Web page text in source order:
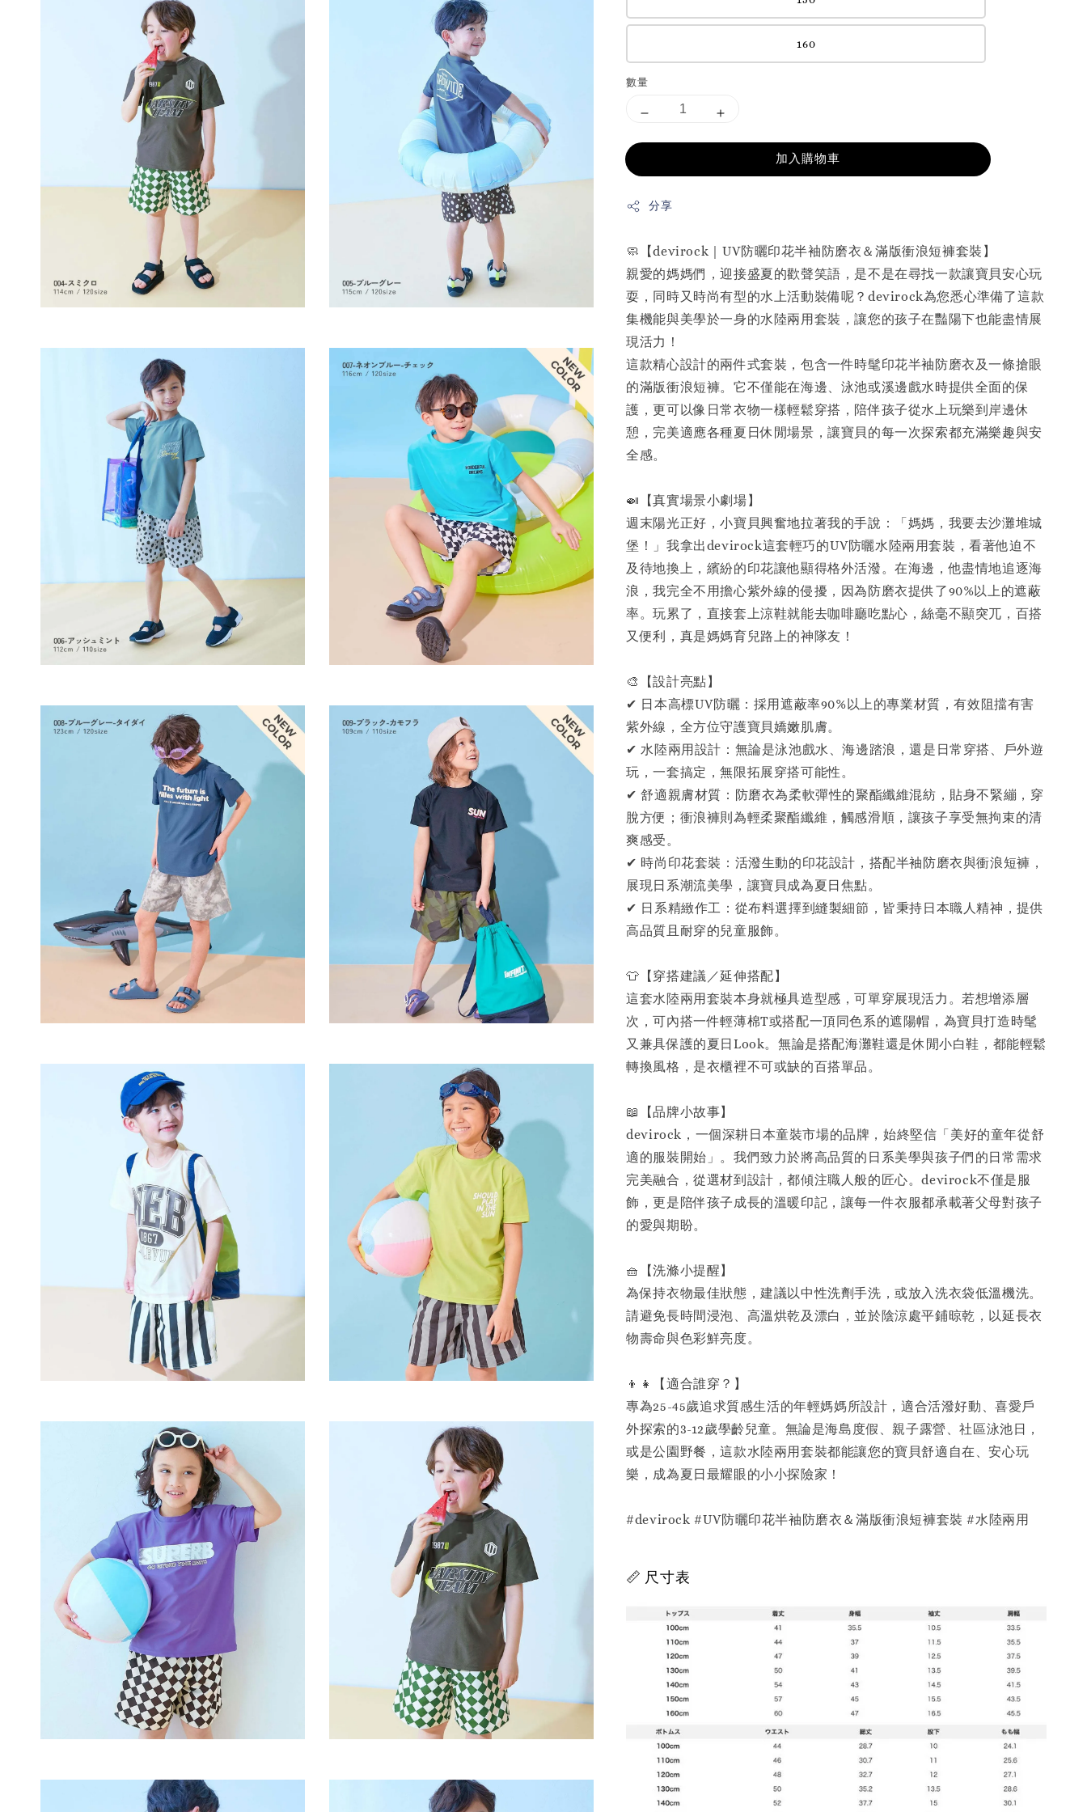
160
數量
加入購物車
分享
🧼【devirock｜UV防曬印花半袖防磨衣＆滿版衝浪短褲套裝】
親愛的媽媽們，迎接盛夏的歡聲笑語，是不是在尋找一款讓寶貝安心玩
耍，同時又時尚有型的水上活動裝備呢？devirock為您悉心準備了這款
集機能與美學於一身的水陸兩用套裝，讓您的孩子在豔陽下也能盡情展
現活力！
這款精心設計的兩件式套裝，包含一件時髦印花半袖防磨衣及一條搶眼
的滿版衝浪短褲。它不僅能在海邊、泳池或溪邊戲水時提供全面的保
護，更可以像日常衣物一樣輕鬆穿搭，陪伴孩子從水上玩樂到岸邊休
憩，完美適應各種夏日休閒場景，讓寶貝的每一次探索都充滿樂趣與安
全感。
🍛【真實場景小劇場】
週末陽光正好，小寶貝興奮地拉著我的手說：「媽媽，我要去沙灘堆城
堡！」我拿出devirock這套輕巧的UV防曬水陸兩用套裝，看著他迫不
及待地換上，繽紛的印花讓他顯得格外活潑。在海邊，他盡情地追逐海
浪，我完全不用擔心紫外線的侵擾，因為防磨衣提供了90%以上的遮蔽
率。玩累了，直接套上涼鞋就能去咖啡廳吃點心，絲毫不顯突兀，百搭
又便利，真是媽媽育兒路上的神隊友！
🎨【設計亮點】
✔ 日本高標UV防曬：採用遮蔽率90%以上的專業材質，有效阻擋有害
紫外線，全方位守護寶貝嬌嫩肌膚。
✔ 水陸兩用設計：無論是泳池戲水、海邊踏浪，還是日常穿搭、戶外遊
玩，一套搞定，無限拓展穿搭可能性。
✔ 舒適親膚材質：防磨衣為柔軟彈性的聚酯纖維混紡，貼身不緊繃，穿
脫方便；衝浪褲則為輕柔聚酯纖維，觸感滑順，讓孩子享受無拘束的清
爽感受。
✔ 時尚印花套裝：活潑生動的印花設計，搭配半袖防磨衣與衝浪短褲，
展現日系潮流美學，讓寶貝成為夏日焦點。
✔ 日系精緻作工：從布料選擇到縫製細節，皆秉持日本職人精神，提供
高品質且耐穿的兒童服飾。
👕【穿搭建議／延伸搭配】
這套水陸兩用套裝本身就極具造型感，可單穿展現活力。若想增添層
次，可內搭一件輕薄棉T或搭配一頂同色系的遮陽帽，為寶貝打造時髦
又兼具保護的夏日Look。無論是搭配海灘鞋還是休閒小白鞋，都能輕鬆
轉換風格，是衣櫃裡不可或缺的百搭單品。
📖【品牌小故事】
devirock，一個深耕日本童裝市場的品牌，始終堅信「美好的童年從舒
適的服裝開始」。我們致力於將高品質的日系美學與孩子們的日常需求
完美融合，從選材到設計，都傾注職人般的匠心。devirock不僅是服
飾，更是陪伴孩子成長的溫暖印記，讓每一件衣服都承載著父母對孩子
的愛與期盼。
🧺【洗滌小提醒】
為保持衣物最佳狀態，建議以中性洗劑手洗，或放入洗衣袋低溫機洗。
請避免長時間浸泡、高溫烘乾及漂白，並於陰涼處平鋪晾乾，以延長衣
物壽命與色彩鮮亮度。
👦👧【適合誰穿？】
專為25-45歲追求質感生活的年輕媽媽所設計，適合活潑好動、喜愛戶
外探索的3-12歲學齡兒童。無論是海島度假、親子露營、社區泳池日，
或是公園野餐，這款水陸兩用套裝都能讓您的寶貝舒適自在、安心玩
樂，成為夏日最耀眼的小小探險家！
#devirock #UV防曬印花半袖防磨衣＆滿版衝浪短褲套裝 #水陸兩用
📏 尺寸表